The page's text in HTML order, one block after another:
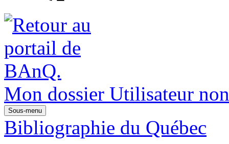
Mon dossier Utilisateur
Sous-menu
Bibliographie du Québec